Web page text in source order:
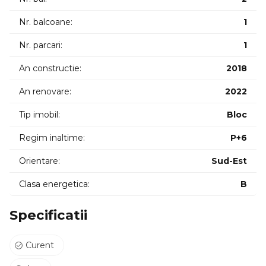
haine);
Mobilierul din MDF a fost realizat la comanda in asa fel incat
Datorita expunerii Sud-Est si a suprafetei vitrate generoase
fotografii) inclus in pret fiind si privelistea superba asupra
Nr. balcoane: 1
Nr. parcari: 1
An constructie: 2018
An renovare: 2022
Tip imobil: Bloc
Regim inaltime: P+6
Orientare: Sud-Est
Clasa energetica: B
Specificatii
Curent